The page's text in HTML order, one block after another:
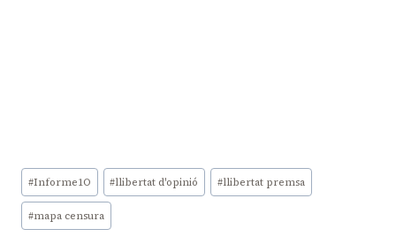
Etiquetes
d'entrada
#Informe1O #llibertat d'opinió #llibertat premsa
#mapa censura